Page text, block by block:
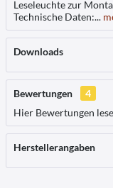
Leseleuchte zur
Technische Daten:...
Downloads
Bewertungen
4
Hier Bewertungen
Herstellerangaben